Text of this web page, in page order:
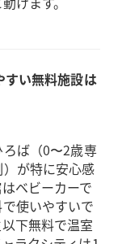
い無料施設は
ば（0〜2歳専
が特に安心感
ベビーカーで
使いやすいで
下無料で温室